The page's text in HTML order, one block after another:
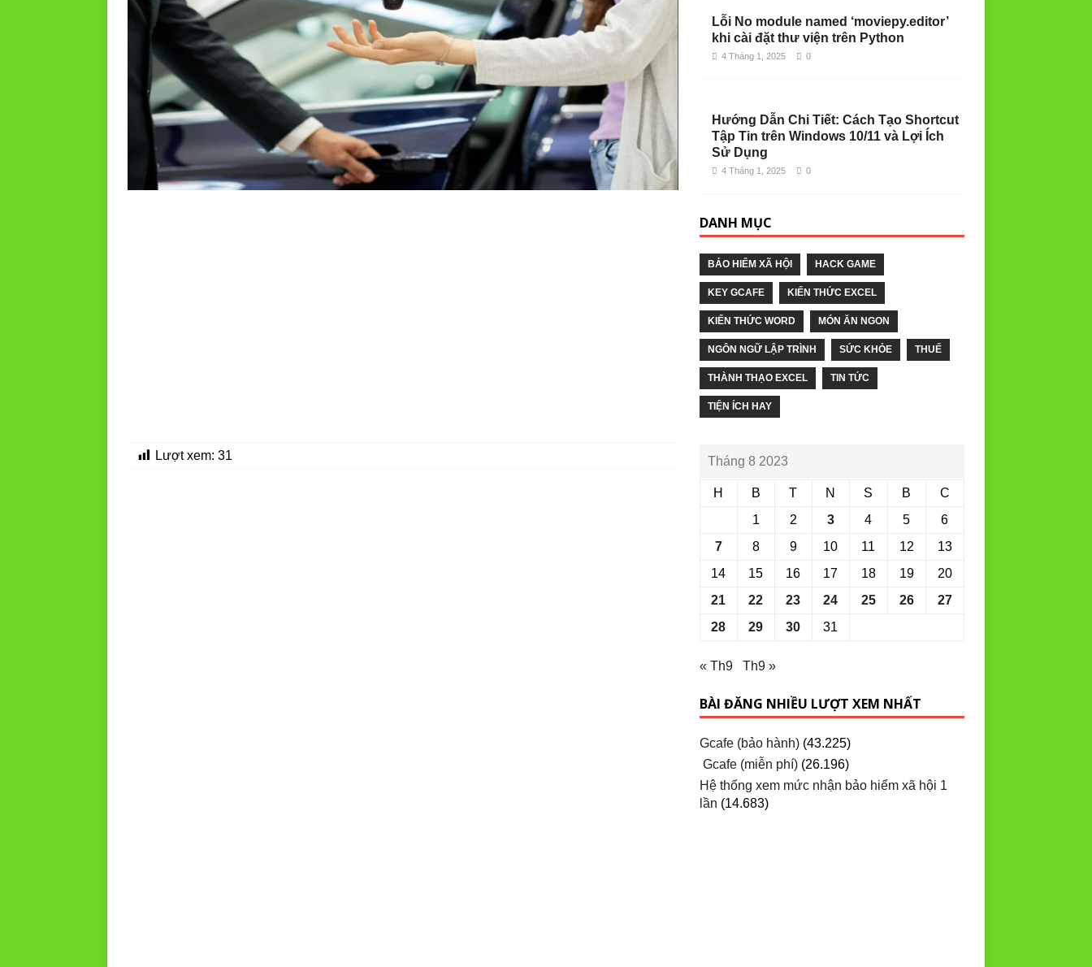
Lượt xem: 31
Lỗi No module named ‘moviepy.editor’
khi cài đặt thư viện trên Python
4 Tháng 1, 2025 0
Hướng Dẫn Chi Tiết: Cách Tạo Shortcut
Tập Tin trên Windows 10/11 và Lợi Ích
Sử Dụng
4 Tháng 1, 2025 0
DANH MỤC
BẢO HIỂM XÃ HỘI HACK GAME
KEY GCAFE KIẾN THỨC EXCEL
KIẾN THỨC WORD MÓN ĂN NGON
NGÔN NGỮ LẬP TRÌNH SỨC KHỎE THUẾ
THÀNH THẠO EXCEL TIN TỨC
TIỆN ÍCH HAY
Tháng 8 2023
H B T N S B
C
1
2 3 4 5
6
7
8 9 10 11 12
13
14
15 16 17 18 19
20
21
22 23 24 25 26
27
28
29 30 31
« Th9 Th9 »
BÀI ĐĂNG NHIỀU LƯỢT XEM NHẤT
Gcafe (bảo hành) (43.225)
Gcafe (miễn phí) (26.196)
Hệ thống xem mức nhận bảo hiểm xã hội 1
lần (14.683)